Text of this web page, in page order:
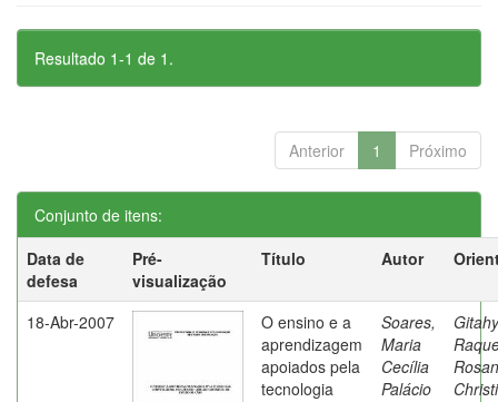
Resultado 1-1 de 1.
Anterior 1 Próximo
Conjunto de itens:
Data de
defesa
Pré-
visualização
Título Autor
18-Abr-2007
O ensino e a
aprendizagem
apoiados pela
tecnologia
Soares,
Maria
Cecília
Palácio
Rosan